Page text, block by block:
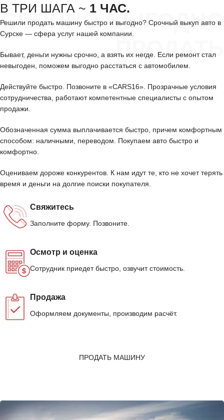
СРОЧНО ВЫГОДНО
ПРОДАТЬ
В ТРИ ШАГА ~ 1 ЧАС.
Решили продать машину быстро и выгодно? Срочный выкуп авто в
Сурске — сфера услуг нашей компании.
Бывает, деньги нужны срочно, а взять их негде. Если ремонт стал
невыгоден, поможем выгодно расстаться с автомобилем.
Действуйте быстро. Позвоните в «CARS16». Прозрачные условия
сотрудничества, работают компетентные специалисты с опытом
продажи.
Обозначенная сумма выплачивается быстро, причем комфортным
способом: наличными, переводом. Покупаем авто быстро и
комфортно.
Оцениваем дороже конкурентов. К нам идут те, кто не хочет терять
время и деньги на долгие поиски покупателя.
Свяжитесь
Заполните форму. Позвоните.
Осмотр и оценка
Сотрудник приедет быстро, озвучит стоимость.
Продажа
Оформляем документы, производим расчёт.
ПРОДАТЬ МАШИНУ